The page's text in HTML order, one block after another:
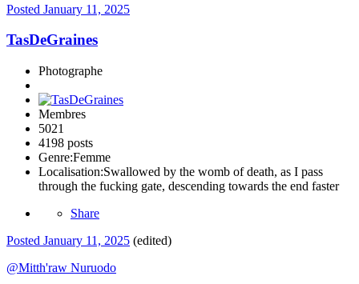
Posted January 11, 2025
TasDeGraines
Photographe
Membres
5021
4198 posts
Genre:Femme
Localisation:Swallowed by the womb of death, as I pass
through the fucking gate, descending towards the end faster
Share
Posted January 11, 2025 (edited)
@Mitth'raw Nuruodo